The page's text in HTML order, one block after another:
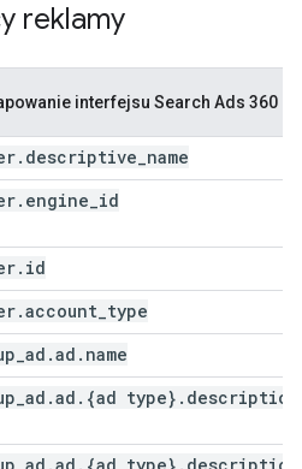
reklamy
interfejsu Search Ads 360
. descriptive name
. engine id
. id
.account type
ad .ad . name
ad .ad . {ad type} .